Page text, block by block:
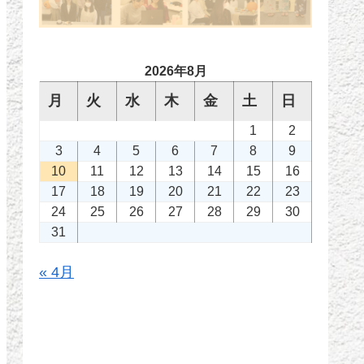
2026年8月
月 火 水 木 金 土 日
1
2
3
4 5 6 7 8
9
10
11 12 13 14 15
16
17
18 19 20 21 22
23
24
25 26 27 28 29
30
31
« 4月